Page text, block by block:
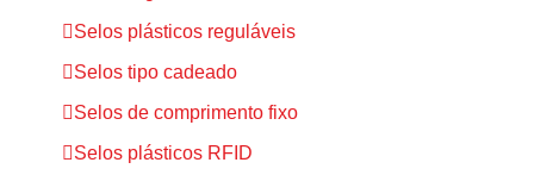
Selos plásticos reguláveis
Selos tipo cadeado
Selos de comprimento fixo
Selos plásticos RFID